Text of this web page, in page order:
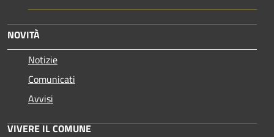
NOVITÀ
Notizie
Comunicati
Avvisi
VIVERE IL COMUNE